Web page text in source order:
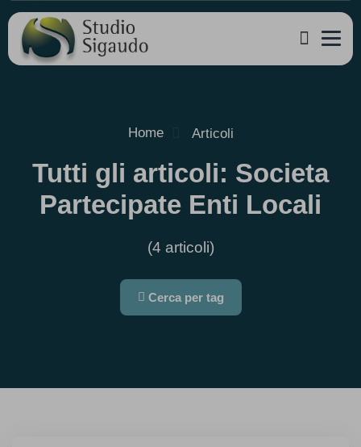
Home Articoli
Tutti gli articoli: Societa
Partecipate Enti Locali
(4 articoli)
Cerca per tag